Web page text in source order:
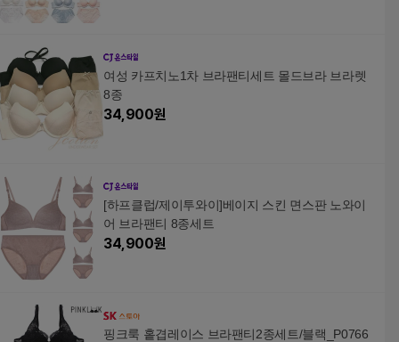
여성 카프치노1차 브라팬티세트 몰드브라 브라렛
8종
34,900원
[하프클럽/제이투와이]베이지 스킨 면스판 노와이
어 브라팬티 8종세트
34,900원
핑크룩 홑겹레이스 브라팬티2종세트/블랙_P0766